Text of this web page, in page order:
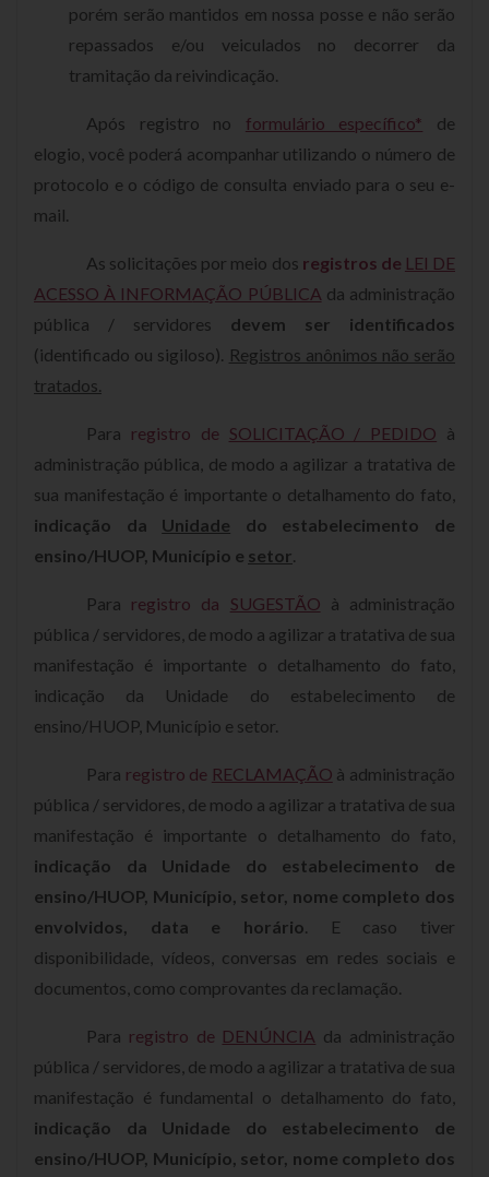
porém serão mantidos em nossa posse e não serão
repassados e/ou veiculados no decorrer da
tramitação da reivindicação.
Após registro no formulário específico* de
elogio, você poderá acompanhar utilizando o número de
protocolo e o código de consulta enviado para o seu e-
mail.
As solicitações por meio dos registros de LEI DE
ACESSO À INFORMAÇÃO PÚBLICA da administração
pública / servidores devem ser identificados
(identificado ou sigiloso). Registros anônimos não serão
tratados.
Para registro de SOLICITAÇÃO / PEDIDO à
administração pública, de modo a agilizar a tratativa de
sua manifestação é importante o detalhamento do fato,
indicação da Unidade do estabelecimento de
ensino/HUOP, Município e setor.
Para registro da SUGESTÃO à administração
pública / servidores, de modo a agilizar a tratativa de sua
manifestação é importante o detalhamento do fato,
indicação da Unidade do estabelecimento de
ensino/HUOP, Município e setor.
Para registro de RECLAMAÇÃO à administração
pública / servidores, de modo a agilizar a tratativa de sua
manifestação é importante o detalhamento do fato,
indicação da Unidade do estabelecimento de
ensino/HUOP, Município, setor, nome completo dos
envolvidos, data e horário. E caso tiver
disponibilidade, vídeos, conversas em redes sociais e
documentos, como comprovantes da reclamação.
Para registro de DENÚNCIA da administração
pública / servidores, de modo a agilizar a tratativa de sua
manifestação é fundamental o detalhamento do fato,
indicação da Unidade do estabelecimento de
ensino/HUOP, Município, setor, nome completo dos